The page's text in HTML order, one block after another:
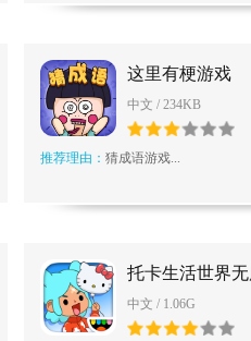
这里有梗游戏
中文 / 234KB
推荐理由： 猜成语游戏...
托卡生活世界
版
中文 / 1.06G